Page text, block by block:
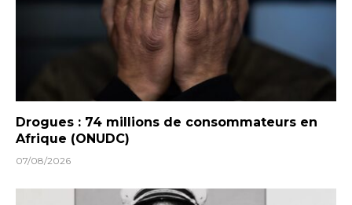
Drogues : 74 millions de consommateurs en
Afrique (ONUDC)
07/08/2026